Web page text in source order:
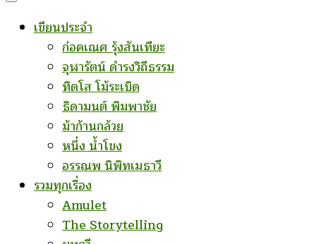
เขียนประจำ
ก่อคเณศ รุ้งสันเทียะ
จุฬารัตน์ ดำรงวิถีธรรม
ทิดโส โม้ระเบิด
ธิดามนต์ พิมพาชัย
ม้าก้านกล้วย
หนึ่ง น้ำโขง
อรรณพ นิพิทเมธาวี
รวมทุกเรื่อง
Amulet
The Storytelling